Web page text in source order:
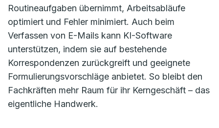
Routineaufgaben übernimmt, Arbeitsabläufe
optimiert und Fehler minimiert. Auch beim
Verfassen von E-Mails kann KI-Software
unterstützen, indem sie auf bestehende
Korrespondenzen zurückgreift und geeignete
Formulierungsvorschläge anbietet. So bleibt den
Fachkräften mehr Raum für ihr Kerngeschäft – das
eigentliche Handwerk.